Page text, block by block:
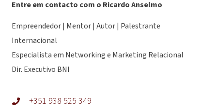
Entre em contacto com o Ricardo Anselmo
Empreendedor | Mentor | Autor | Palestrante
Internacional
Especialista em Networking e Marketing Relacional
Dir. Executivo BNI
+351 938 525 349